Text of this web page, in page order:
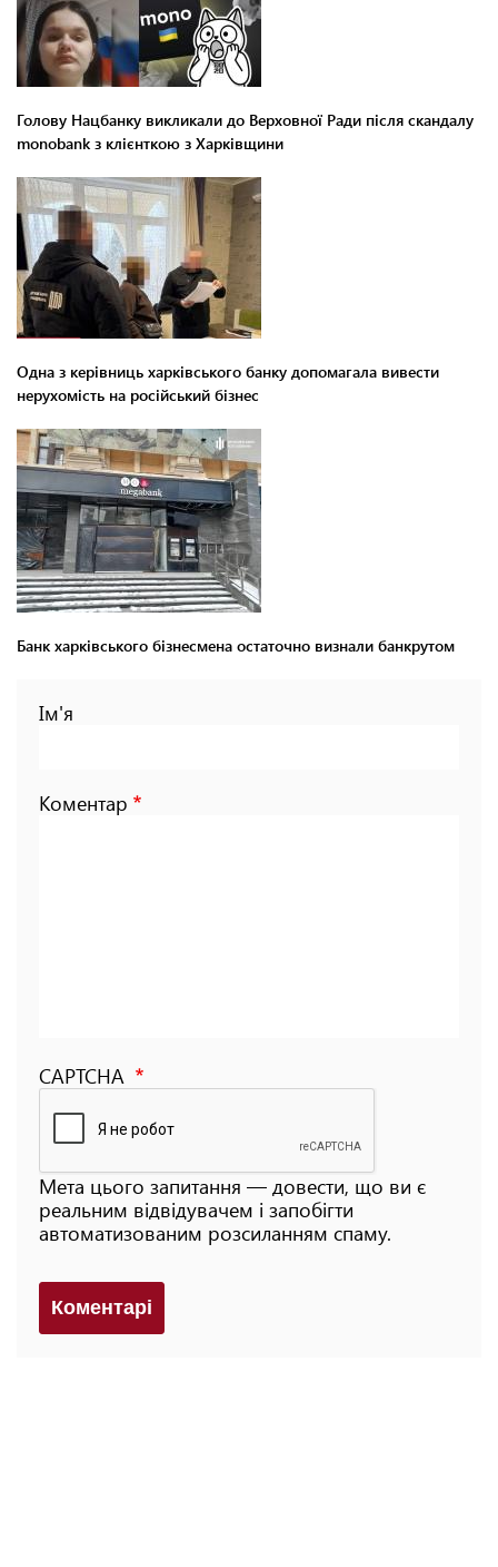
Голову Нацбанку викликали до Верховної Ради після скандалу
monobank з клієнткою з Харківщини
Одна з керівниць харківського банку допомагала вивести
нерухомість на російський бізнес
Банк харківського бізнесмена остаточно визнали банкрутом
Ім'я
Коментар
CAPTCHA
Мета цього запитання — довести, що ви є
реальним відвідувачем і запобігти
автоматизованим розсиланням спаму.
Коментарi